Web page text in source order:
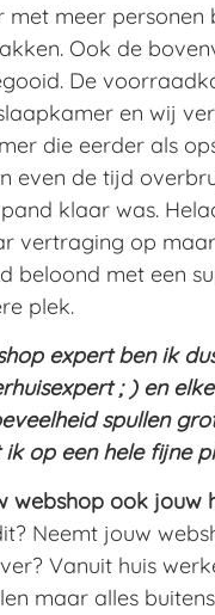
met meer personen
Ook de
De
en wij
die eerder als
even de tijd
klaar was.
vertraging op
beloond met een
plek.
expert ben ik
; ) en
spullen
ik op een hele fijne
webshop ook jouw
Neemt jouw
Vanuit huis
maar alles